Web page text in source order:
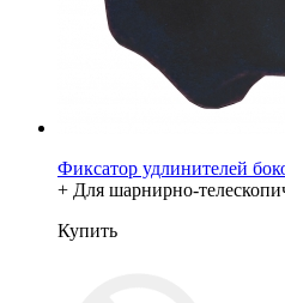
Фиксатор удлинителей
+ Для шарнирно-
Купить